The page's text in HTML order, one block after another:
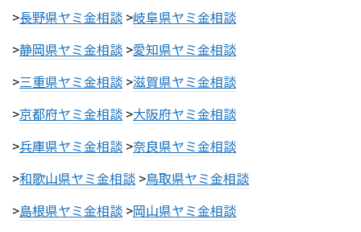
>長野県ヤミ金相談 >岐阜県ヤミ金相談
>静岡県ヤミ金相談 >愛知県ヤミ金相談
>三重県ヤミ金相談 >滋賀県ヤミ金相談
>京都府ヤミ金相談 >大阪府ヤミ金相談
>兵庫県ヤミ金相談 >奈良県ヤミ金相談
>和歌山県ヤミ金相談 >鳥取県ヤミ金相談
>島根県ヤミ金相談 >岡山県ヤミ金相談